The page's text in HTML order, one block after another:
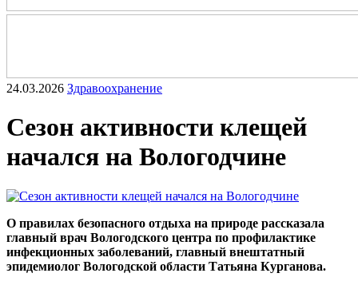
24.03.2026 Здравоохранение
Сезон активности клещей
начался на Вологодчине
О правилах безопасного отдыха на природе рассказала
главный врач Вологодского центра по профилактике
инфекционных заболеваний, главный внештатный
эпидемиолог Вологодской области Татьяна Курганова.